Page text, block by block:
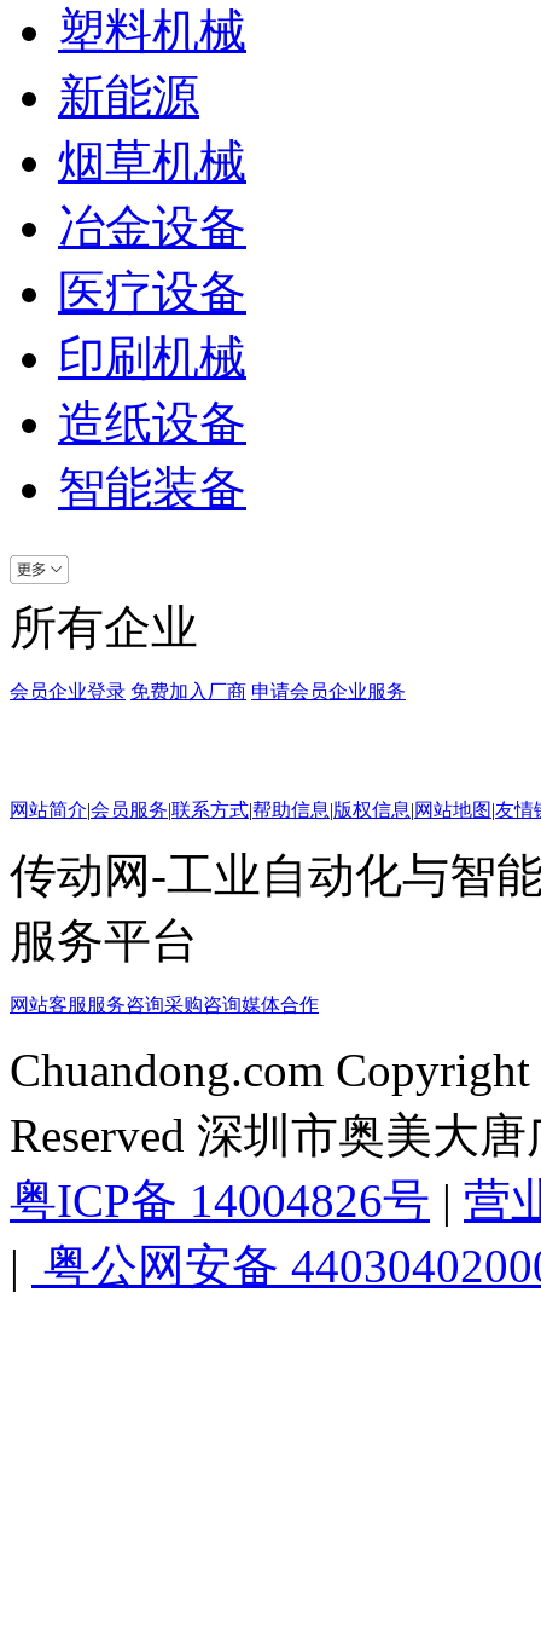
塑料机械
新能源
烟草机械
冶金设备
医疗设备
印刷机械
造纸设备
智能装备
所有企业
会员企业登录 免费加入厂商 申请会员企业服务
网站简介|会员服务|联系方式|帮助信息|版权信息|网站地图|友情
传动网-工业自动化与智
服务平台
网站客服 服务咨询采购咨询媒体合作
Chuandong.com
Reserved 深圳市奥美大
粤ICP备 14004826号 | 营
| 粤公网安备